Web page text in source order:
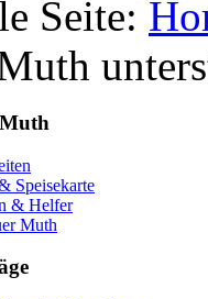
Seite:
Speisekarte
& Helfer
Muth